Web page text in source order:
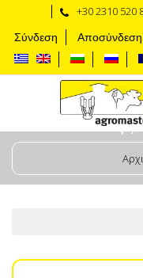
+30 2310 520
Σύνδεση Αποσύνδεση
Συλλέκτες